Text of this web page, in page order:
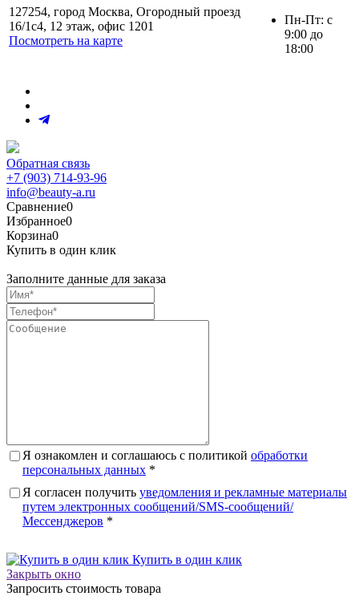
127254, город Москва, Огородный проезд
16/1с4, 12 этаж, офис 1201
Посмотреть на карте
Пн-Пт: с
9:00 до
18:00
Обратная связь
+7 (903) 714-93-96
info@beauty-a.ru
Сравнение0
Избранное0
Корзина0
Купить в один клик
Заполните данные для заказа
Я ознакомлен и соглашаюсь с политикой обработки
персональных данных *
Я согласен получить уведомления и рекламные материалы
путем электронных сообщений/SMS-сообщений/
Мессенджеров *
Купить в один клик
Закрыть окно
Запросить стоимость товара